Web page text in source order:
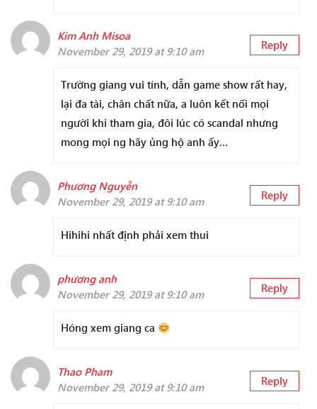
Kim Anh Misoa
November 29, 2019 at 9:10 am
Reply
Trường giang vui tính, dẫn game show rất hay,
lại đa tài, chân chất nữa, a luôn kết nối mọi
người khi tham gia, đôi lúc có scandal nhưng
mong mọi ng hãy ủng hộ anh ấy…
Phương Nguyễn
November 29, 2019 at 9:10 am
Reply
Hihihi nhất định phải xem thui
phương anh
November 29, 2019 at 9:10 am
Reply
Hóng xem giang ca
Thao Pham
November 29, 2019 at 9:10 am
Reply